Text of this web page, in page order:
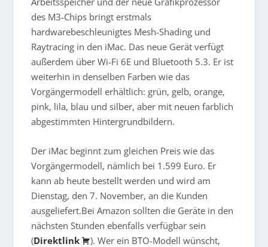
des M3-Chips bringt erstmals
hardwarebeschleunigtes Mesh-Shading und
Raytracing in den iMac. Das neue Gerät verfügt
außerdem über Wi-Fi 6E und Bluetooth 5.3. Er ist
weiterhin in denselben Farben wie das
Vorgängermodell erhältlich: grün, gelb, orange,
pink, lila, blau und silber, aber mit neuen farblich
abgestimmten Hintergrundbildern.
Der iMac beginnt zum gleichen Preis wie das
Vorgängermodell, nämlich bei 1.599 Euro. Er
kann ab heute bestellt werden und wird am
Dienstag, den 7. November, an die Kunden
ausgeliefert.Bei Amazon sollten die Geräte in den
nächsten Stunden ebenfalls verfügbar sein
(Direktlink
). Wer ein BTO-Modell wünscht,